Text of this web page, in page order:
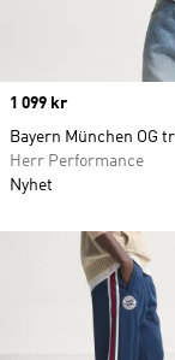
Price
1 099 kr
Bayern München OG
Herr Performance
Nyhet